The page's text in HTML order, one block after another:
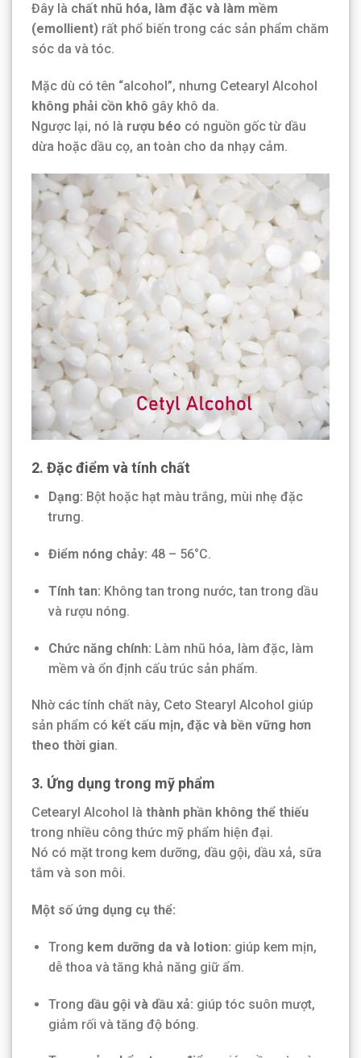
Đây là chất nhũ hóa, làm đặc và làm mềm
(emollient) rất phổ biến trong các sản phẩm chăm
sóc da và tóc.
Mặc dù có tên “alcohol”, nhưng Cetearyl Alcohol
không phải cồn khô gây khô da.
Ngược lại, nó là rượu béo có nguồn gốc từ dầu
dừa hoặc dầu cọ, an toàn cho da nhạy cảm.
2. Đặc điểm và tính chất
Dạng: Bột hoặc hạt màu trắng, mùi nhẹ đặc
trưng.
Điểm nóng chảy: 48 – 56°C.
Tính tan: Không tan trong nước, tan trong dầu
và rượu nóng.
Chức năng chính: Làm nhũ hóa, làm đặc, làm
mềm và ổn định cấu trúc sản phẩm.
Nhờ các tính chất này, Ceto Stearyl Alcohol giúp
sản phẩm có kết cấu mịn, đặc và bền vững hơn
theo thời gian.
3. Ứng dụng trong mỹ phẩm
Cetearyl Alcohol là thành phần không thể thiếu
trong nhiều công thức mỹ phẩm hiện đại.
Nó có mặt trong kem dưỡng, dầu gội, dầu xả, sữa
tắm và son môi.
Một số ứng dụng cụ thể:
Trong kem dưỡng da và lotion: giúp kem mịn,
dễ thoa và tăng khả năng giữ ẩm.
Trong dầu gội và dầu xả: giúp tóc suôn mượt,
giảm rối và tăng độ bóng.